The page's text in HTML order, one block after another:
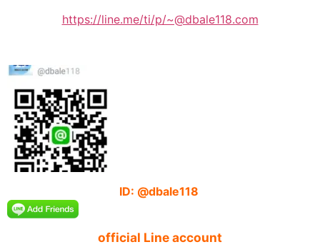
https://line.me/ti/p/~@dbale118.com
ID: @dbale118
official Line account